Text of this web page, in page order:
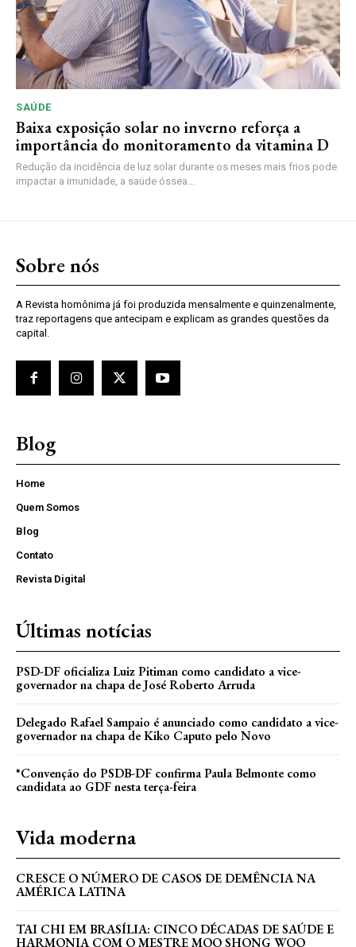
SAÚDE
Baixa exposição solar no inverno reforça a
importância do monitoramento da vitamina D
Redução da incidência de luz solar durante os meses mais frios pode
impactar a imunidade, a saúde óssea...
Sobre nós
A Revista homônima já foi produzida mensalmente e quinzenalmente,
traz reportagens que antecipam e explicam as grandes questões da
capital.
Blog
Home
Quem Somos
Blog
Contato
Revista Digital
Últimas notícias
PSD-DF oficializa Luiz Pitiman como candidato a vice-
governador na chapa de José Roberto Arruda
Delegado Rafael Sampaio é anunciado como candidato a vice-
governador na chapa de Kiko Caputo pelo Novo
*Convenção do PSDB-DF confirma Paula Belmonte como
candidata ao GDF nesta terça-feira
Vida moderna
CRESCE O NÚMERO DE CASOS DE DEMÊNCIA NA
AMÉRICA LATINA
TAI CHI EM BRASÍLIA: CINCO DÉCADAS DE SAÚDE E
HARMONIA COM O MESTRE MOO SHONG WOO